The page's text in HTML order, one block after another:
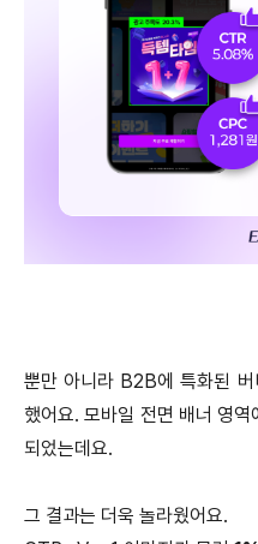
뿐만 아니라 B2B에 특화된
했어요. 모바일 전면 배너 영
되었는데요.
그 결과는 더욱 놀라웠어요.